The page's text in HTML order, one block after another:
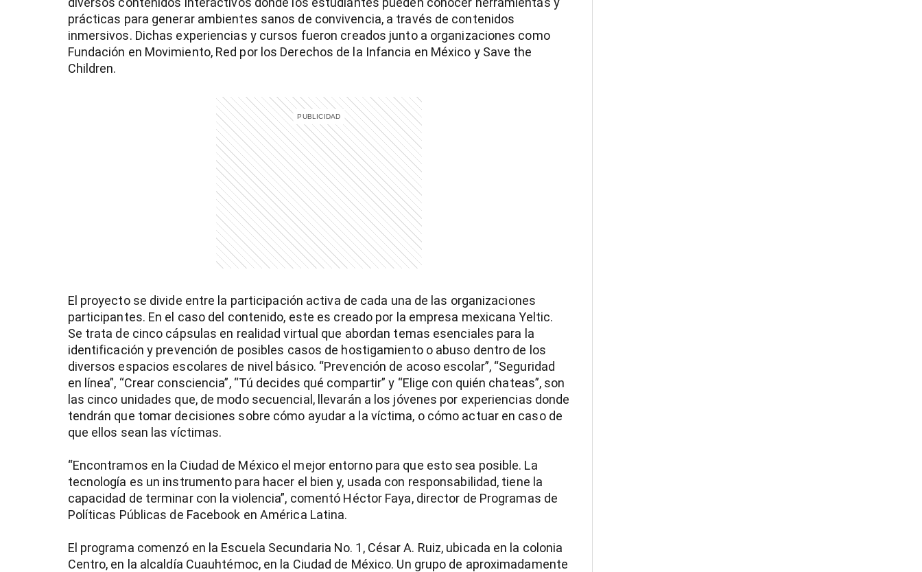
prácticas para generar ambientes sanos de convivencia, a través de contenidos
inmersivos. Dichas experiencias y cursos fueron creados junto a organizaciones como
Fundación en Movimiento, Red por los Derechos de la Infancia en México y Save the
Children.
El proyecto se divide entre la participación activa de cada una de las organizaciones
participantes. En el caso del contenido, este es creado por la empresa mexicana Yeltic.
Se trata de cinco cápsulas en realidad virtual que abordan temas esenciales para la
identificación y prevención de posibles casos de hostigamiento o abuso dentro de los
diversos espacios escolares de nivel básico. “Prevención de acoso escolar”, “Seguridad
en línea”, “Crear consciencia”, “Tú decides qué compartir” y “Elige con quién chateas”, son
las cinco unidades que, de modo secuencial, llevarán a los jóvenes por experiencias donde
tendrán que tomar decisiones sobre cómo ayudar a la víctima, o cómo actuar en caso de
que ellos sean las víctimas.
“Encontramos en la Ciudad de México el mejor entorno para que esto sea posible. La
tecnología es un instrumento para hacer el bien y, usada con responsabilidad, tiene la
capacidad de terminar con la violencia”, comentó Héctor Faya, director de Programas de
Políticas Públicas de Facebook en América Latina.
El programa comenzó en la Escuela Secundaria No. 1, César A. Ruiz, ubicada en la colonia
Centro, en la alcaldía Cuauhtémoc, en la Ciudad de México. Un grupo de aproximadamente